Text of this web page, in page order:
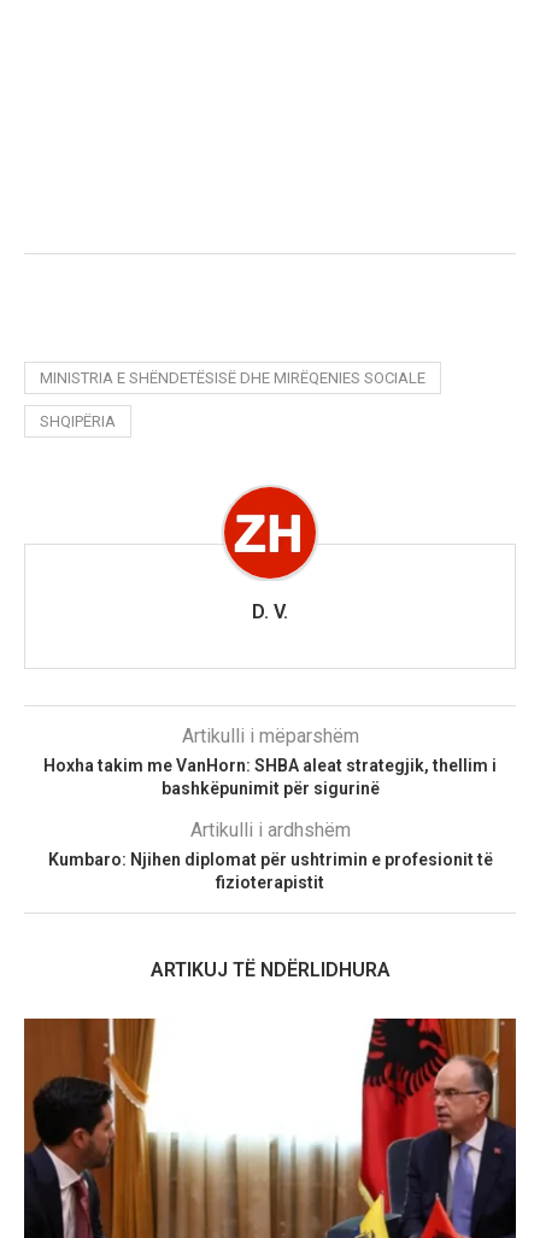
MINISTRIA E SHËNDETËSISË DHE MIRËQENIES SOCIALE
SHQIPËRIA
D. V.
Artikulli i mëparshëm
Hoxha takim me VanHorn: SHBA aleat strategjik, thellim i
bashkëpunimit për sigurinë
Artikulli i ardhshëm
Kumbaro: Njihen diplomat për ushtrimin e profesionit të
fizioterapistit
ARTIKUJ TË NDËRLIDHURA